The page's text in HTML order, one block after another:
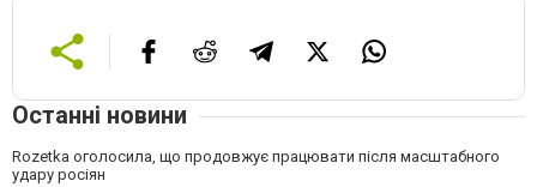
Останні новини
Rozetka оголосила, що продовжує працювати після масштабного
удару росіян